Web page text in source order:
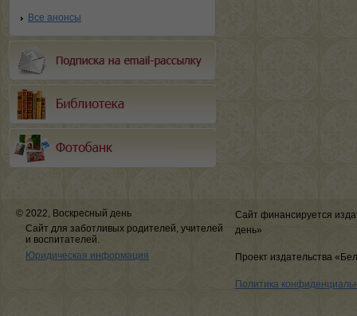
Все анонсы
© 2022, Воскресный день
Сайт для заботливых родителей, учителей
и воспитателей.
Юридическая информация
Сайт финансируется
день»
Проект издательства
Политика